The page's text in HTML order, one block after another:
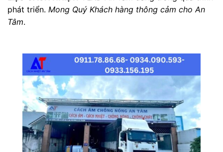
phát triển. Mong Quý Khách hàng thông cảm cho An
Tâm.